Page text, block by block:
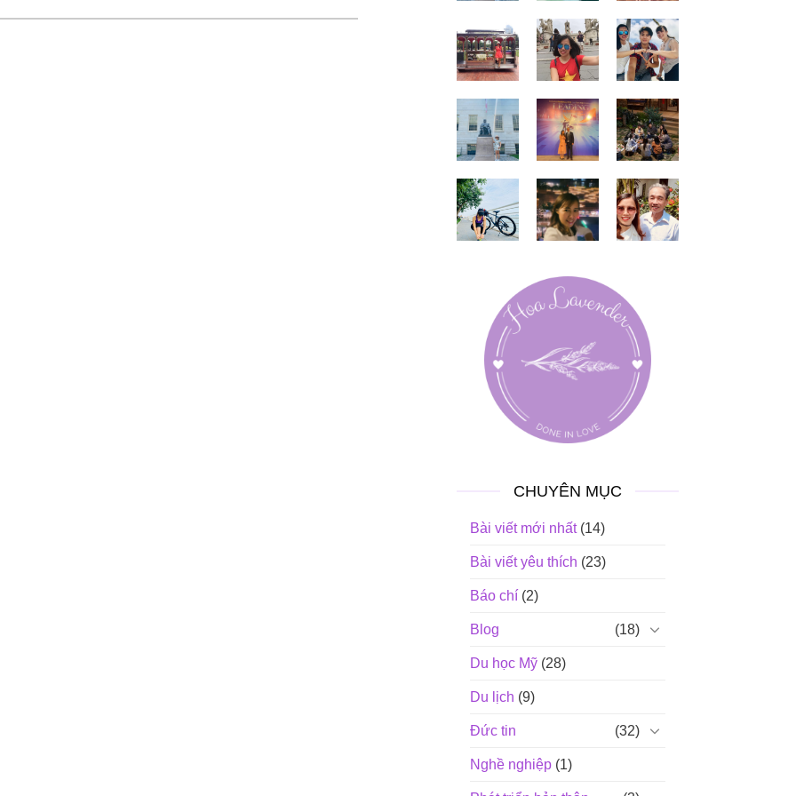
CHUYÊN MỤC
Bài viết mới nhất(14)
Bài viết yêu thích (23)
Báo chí (2)
Blog (18)
Du học Mỹ (28)
Du lịch (9)
Đức tin (32)
Nghề nghiệp (1)